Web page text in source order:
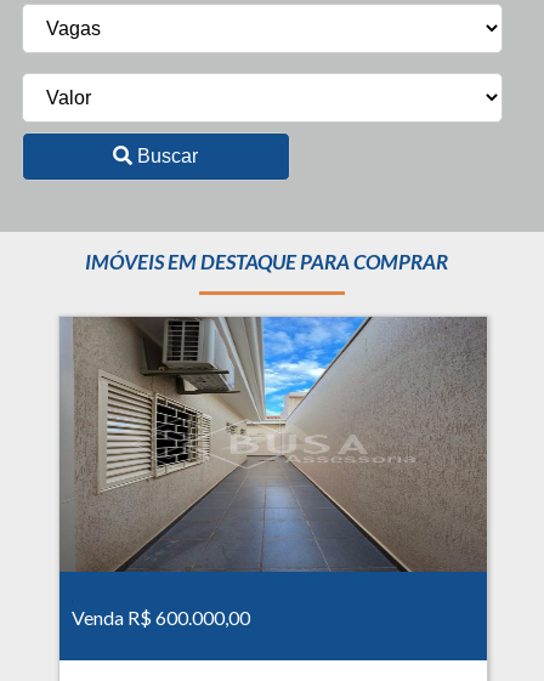
Buscar
IMÓVEIS EM DESTAQUE PARA COMPRAR
Venda R$ 600.000,00